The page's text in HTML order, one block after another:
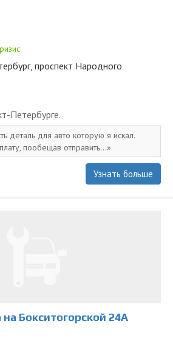
проспект Народного
Петербурге.
деталь для авто которую я искал.
пообещав отправить...
Узнать больше
Бокситогорской 24А